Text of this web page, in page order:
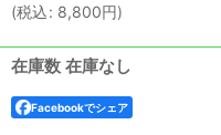
(税込: 8,800円)
在庫数 在庫なし
Facebookでシェア